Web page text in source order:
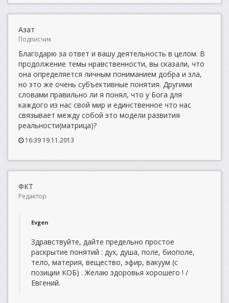
Азат
Подписчик
Благодарю за ответ и вашу деятельность в целом. В
продолжение темы нравственности, вы сказали, что
она определяется личным пониманием добра и зла,
но это же очень субъективные понятия. Другими
словами правильно ли я понял, что у Бога для
каждого из нас свой мир и единственное что нас
связывает между собой это модели развития
реальности(матрица)?
16:39 19.11.2013
ФКТ
Редактор
Evgen
Здравствуйте, дайте предельно простое
раскрытие понятий : дух, душа, поле, биополе,
тело, материя, вещество, эфир, вакуум (с
позиции КОБ) . Желаю здоровья хорошего ! /
Евгений.